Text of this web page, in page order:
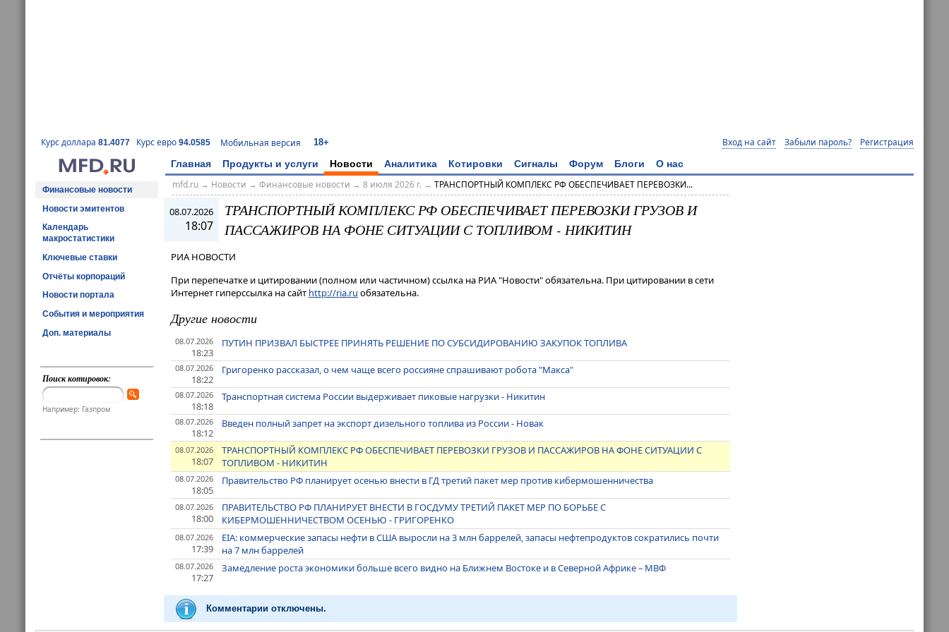
Курс доллара 81.4077 Курс евро 94.0585 Мобильная версия 18+ Вход на сайт Забыли пароль? Регистрация
Главная Продукты и услуги Новости Аналитика Котировки Сигналы Форум Блоги О нас
Финансовые новости
Новости эмитентов
Календарь
макростатистики
Ключевые ставки
Отчёты корпораций
Новости портала
События и мероприятия
Доп. материалы
Поиск котировок:
Например: Газпром
mfd.ru→ Новости → Финансовые новости → 8 июля 2026 г. → ТРАНСПОРТНЫЙ КОМПЛЕКС РФ ОБЕСПЕЧИВАЕТ ПЕРЕВОЗКИ...
08.07.2026
18:07
ТРАНСПОРТНЫЙ КОМПЛЕКС РФ ОБЕСПЕЧИВАЕТ ПЕРЕВОЗКИ ГРУЗОВ И
ПАССАЖИРОВ НА ФОНЕ СИТУАЦИИ С ТОПЛИВОМ - НИКИТИН
РИА НОВОСТИ
При перепечатке и цитировании (полном или частичном) ссылка на РИА "Новости" обязательна. При цитировании в сети
Интернет гиперссылка на сайт http://ria.ru обязательна.
Другие новости
08.07.2026
18:23
ПУТИН ПРИЗВАЛ БЫСТРЕЕ ПРИНЯТЬ РЕШЕНИЕ ПО СУБСИДИРОВАНИЮ ЗАКУПОК ТОПЛИВА
08.07.2026
18:22
Григоренко рассказал, о чем чаще всего россияне спрашивают робота "Макса"
08.07.2026
18:18
Транспортная система России выдерживает пиковые нагрузки - Никитин
08.07.2026
18:12
Введен полный запрет на экспорт дизельного топлива из России - Новак
08.07.2026
18:07
ТРАНСПОРТНЫЙ КОМПЛЕКС РФ ОБЕСПЕЧИВАЕТ ПЕРЕВОЗКИ ГРУЗОВ И ПАССАЖИРОВ НА ФОНЕ СИТУАЦИИ С
ТОПЛИВОМ - НИКИТИН
08.07.2026
18:05
Правительство РФ планирует осенью внести в ГД третий пакет мер против кибермошенничества
08.07.2026
18:00
ПРАВИТЕЛЬСТВО РФ ПЛАНИРУЕТ ВНЕСТИ В ГОСДУМУ ТРЕТИЙ ПАКЕТ МЕР ПО БОРЬБЕ С
КИБЕРМОШЕННИЧЕСТВОМ ОСЕНЬЮ - ГРИГОРЕНКО
08.07.2026
17:39
EIA: коммерческие запасы нефти в США выросли на 3 млн баррелей, запасы нефтепродуктов сократились почти
на 7 млн баррелей
08.07.2026
17:27
Замедление роста экономики больше всего видно на Ближнем Востоке и в Северной Африке – МВФ
Комментарии отключены.